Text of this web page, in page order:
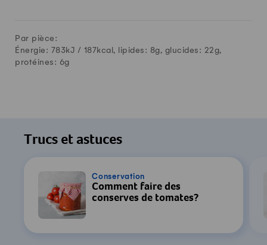
Par pièce:
Énergie: 783kJ / 187kcal, lipides: 8g, glucides: 22g,
protéines: 6g
Trucs et astuces
Conservation
Comment faire des
conserves de tomates?